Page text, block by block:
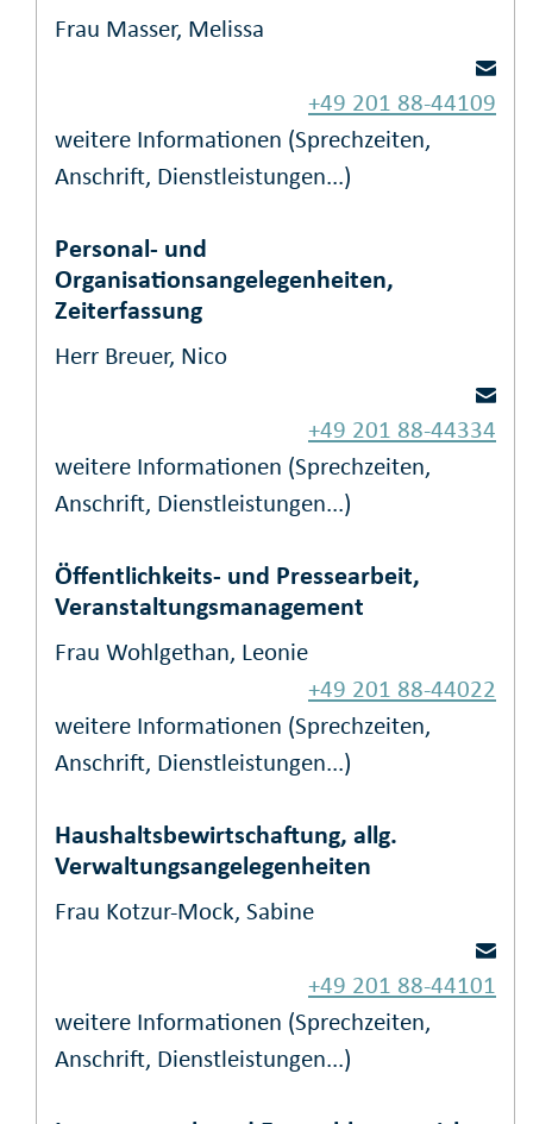
Frau Masser, Melissa
+49 201 88-44109
weitere Informationen (Sprechzeiten,
Anschrift, Dienstleistungen...)
Personal- und
Organisationsangelegenheiten,
Zeiterfassung
Herr Breuer, Nico
+49 201 88-44334
weitere Informationen (Sprechzeiten,
Anschrift, Dienstleistungen...)
Öffentlichkeits- und Pressearbeit,
Veranstaltungsmanagement
Frau Wohlgethan, Leonie
+49 201 88-44022
weitere Informationen (Sprechzeiten,
Anschrift, Dienstleistungen...)
Haushaltsbewirtschaftung, allg.
Verwaltungsangelegenheiten
Frau Kotzur-Mock, Sabine
+49 201 88-44101
weitere Informationen (Sprechzeiten,
Anschrift, Dienstleistungen...)